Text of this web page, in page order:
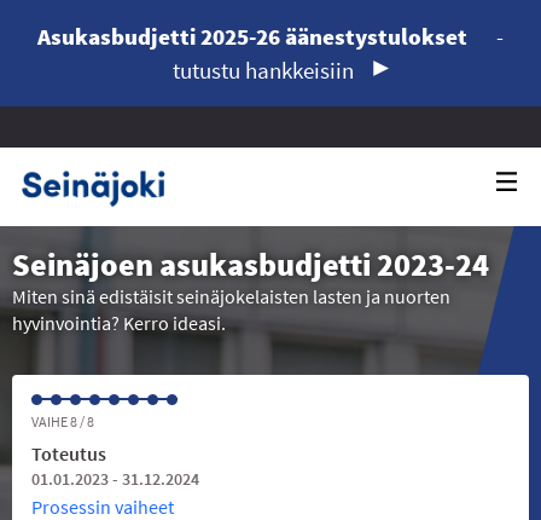
Asukasbudjetti 2025-26 äänestystulokset
-
tutustu hankkeisiin
Seinäjoen asukasbudjetti 2023-24
Miten sinä edistäisit seinäjokelaisten lasten ja nuorten
hyvinvointia? Kerro ideasi.
VAIHE 8 / 8
Toteutus
01.01.2023 - 31.12.2024
Prosessin vaiheet